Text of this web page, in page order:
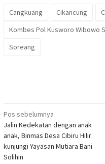
Cangkuang Cikancung
Kombes Pol Kusworo Wibowo
Soreang
Navigasi
pos
Pos sebelumnya
Jalin Kedekatan dengan anak
anak, Binmas Desa Cibiru Hilir
kunjungi Yayasan Mutiara Bani
Solihin